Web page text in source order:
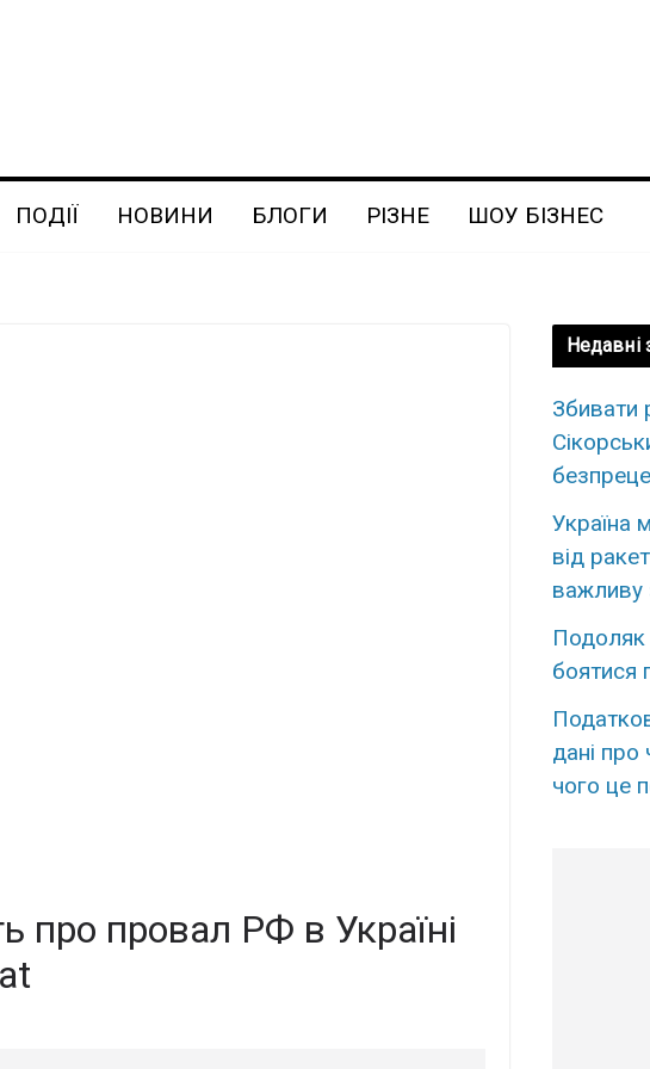
ПОДІЇ НОВИНИ БЛОГИ РІЗНЕ ШОУ БІЗНЕС
про провал РФ в Україні
Недавні
Збивати
Україна
від
важливу
Подоляк
боятися
дані про
чого це